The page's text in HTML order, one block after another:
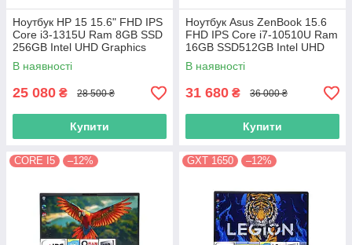
Ноутбук HP 15 15.6" FHD IPS
Сore i3-1315U Ram 8GB SSD
256GB Intel UHD Graphics
В наявності
25 080 ₴ 28 500 ₴
Купити
Ноутбук Asus ZenBook 15.6
FHD IPS Core i7-10510U Ram
16GB SSD512GB Intel UHD
Graphics
В наявності
31 680 ₴ 36 000 ₴
Купити
CORE I5 –12% GXT 1650 –12%